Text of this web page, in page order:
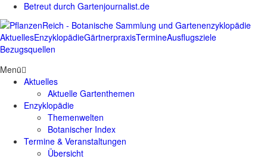
Betreut durch Gartenjournalist.de
AktuellesEnzyklopädieGärtnerpraxisTermineAusflugsziele
Bezugsquellen
Menü
Aktuelles
Aktuelle Gartenthemen
Enzyklopädie
Themenwelten
Botanischer Index
Termine & Veranstaltungen
Übersicht